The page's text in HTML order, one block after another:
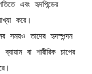
এবং হৃদপিন্ডের
করে।
সময়ও তাদের হৃদস্পন্দন
বা শারীরিক চাপের